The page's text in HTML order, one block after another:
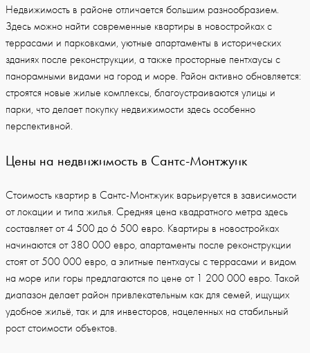
Недвижимость в районе отличается большим разнообразием.
Здесь можно найти современные квартиры в новостройках с
террасами и парковками, уютные апартаменты в исторических
зданиях после реконструкции, а также просторные пентхаусы с
панорамными видами на город и море. Район активно обновляется:
строятся новые жилые комплексы, благоустраиваются улицы и
парки, что делает покупку недвижимости здесь особенно
перспективной.
Цены на недвижимость в Сантс-Монтжуик
Стоимость квартир в Сантс-Монтжуик варьируется в зависимости
от локации и типа жилья. Средняя цена квадратного метра здесь
составляет от 4 500 до 6 500 евро. Квартиры в новостройках
начинаются от 380 000 евро, апартаменты после реконструкции
стоят от 500 000 евро, а элитные пентхаусы с террасами и видом
на море или горы предлагаются по цене от 1 200 000 евро. Такой
диапазон делает район привлекательным как для семей, ищущих
удобное жильё, так и для инвесторов, нацеленных на стабильный
рост стоимости объектов.